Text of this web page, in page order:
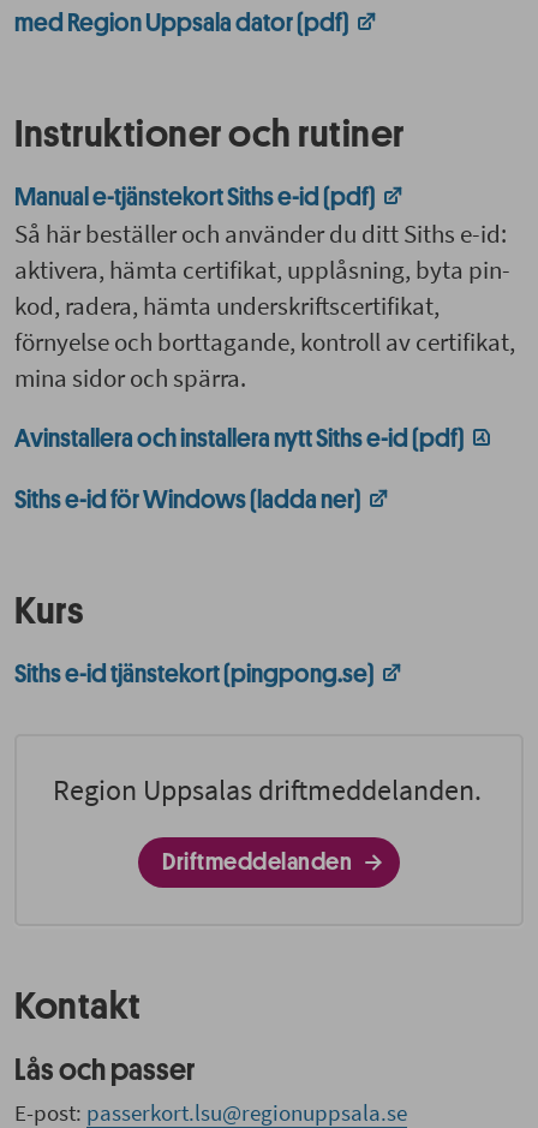
med Region Uppsala dator (pdf)
Instruktioner och rutiner
Manual e-tjänstekort Siths e-id (pdf)
Så här beställer och använder du ditt Siths e-id:
aktivera, hämta certifikat, upplåsning, byta pin-
kod, radera, hämta underskriftscertifikat,
förnyelse och borttagande, kontroll av certifikat,
mina sidor och spärra.
Avinstallera och installera nytt Siths e-id (pdf)
Siths e-id för Windows (ladda ner)
Kurs
Siths e-id tjänstekort (pingpong.se)
Region Uppsalas driftmeddelanden.
Driftmeddelanden
Kontakt
Lås och passer
E-post: passerkort.lsu@regionuppsala.se